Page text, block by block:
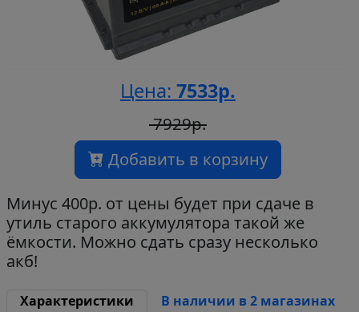
Цена: 7533р.
7929р.
Добавить в корзину
Минус 400р. от цены будет при сдаче в
утиль старого аккумулятора такой же
ёмкости. Можно сдать сразу несколько
акб!
Характеристики
В наличии в 2 магазинах